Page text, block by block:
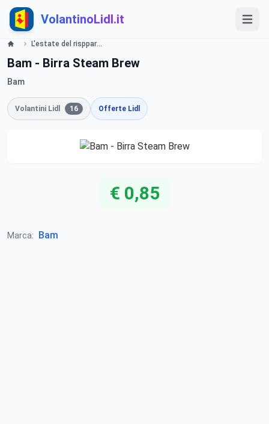
VolantinoLidl.it
L'estate del rispparmio Lidl
Bam - Birra Steam Brew
Bam
Volantini Lidl 16 Offerte Lidl
€ 0,85
Marca: Bam